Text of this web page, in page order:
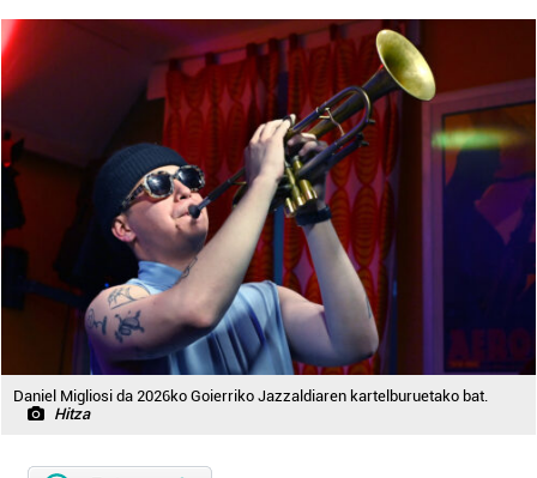
Daniel Migliosi da 2026ko Goierriko Jazzaldiaren kartelburuetako bat.
Hitza